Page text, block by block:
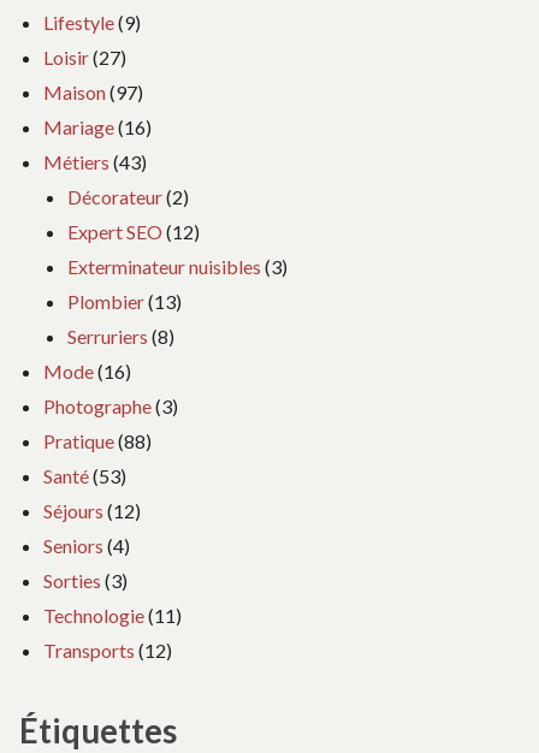
Lifestyle(9)
Loisir(27)
Maison(97)
Mariage(16)
Métiers (43)
Décorateur(2)
Expert SEO (12)
Exterminateur nuisibles (3)
Plombier(13)
Serruriers (8)
Mode(16)
Photographe(3)
Pratique(88)
Santé(53)
Séjours (12)
Seniors (4)
Sorties (3)
Technologie(11)
Transports (12)
Étiquettes